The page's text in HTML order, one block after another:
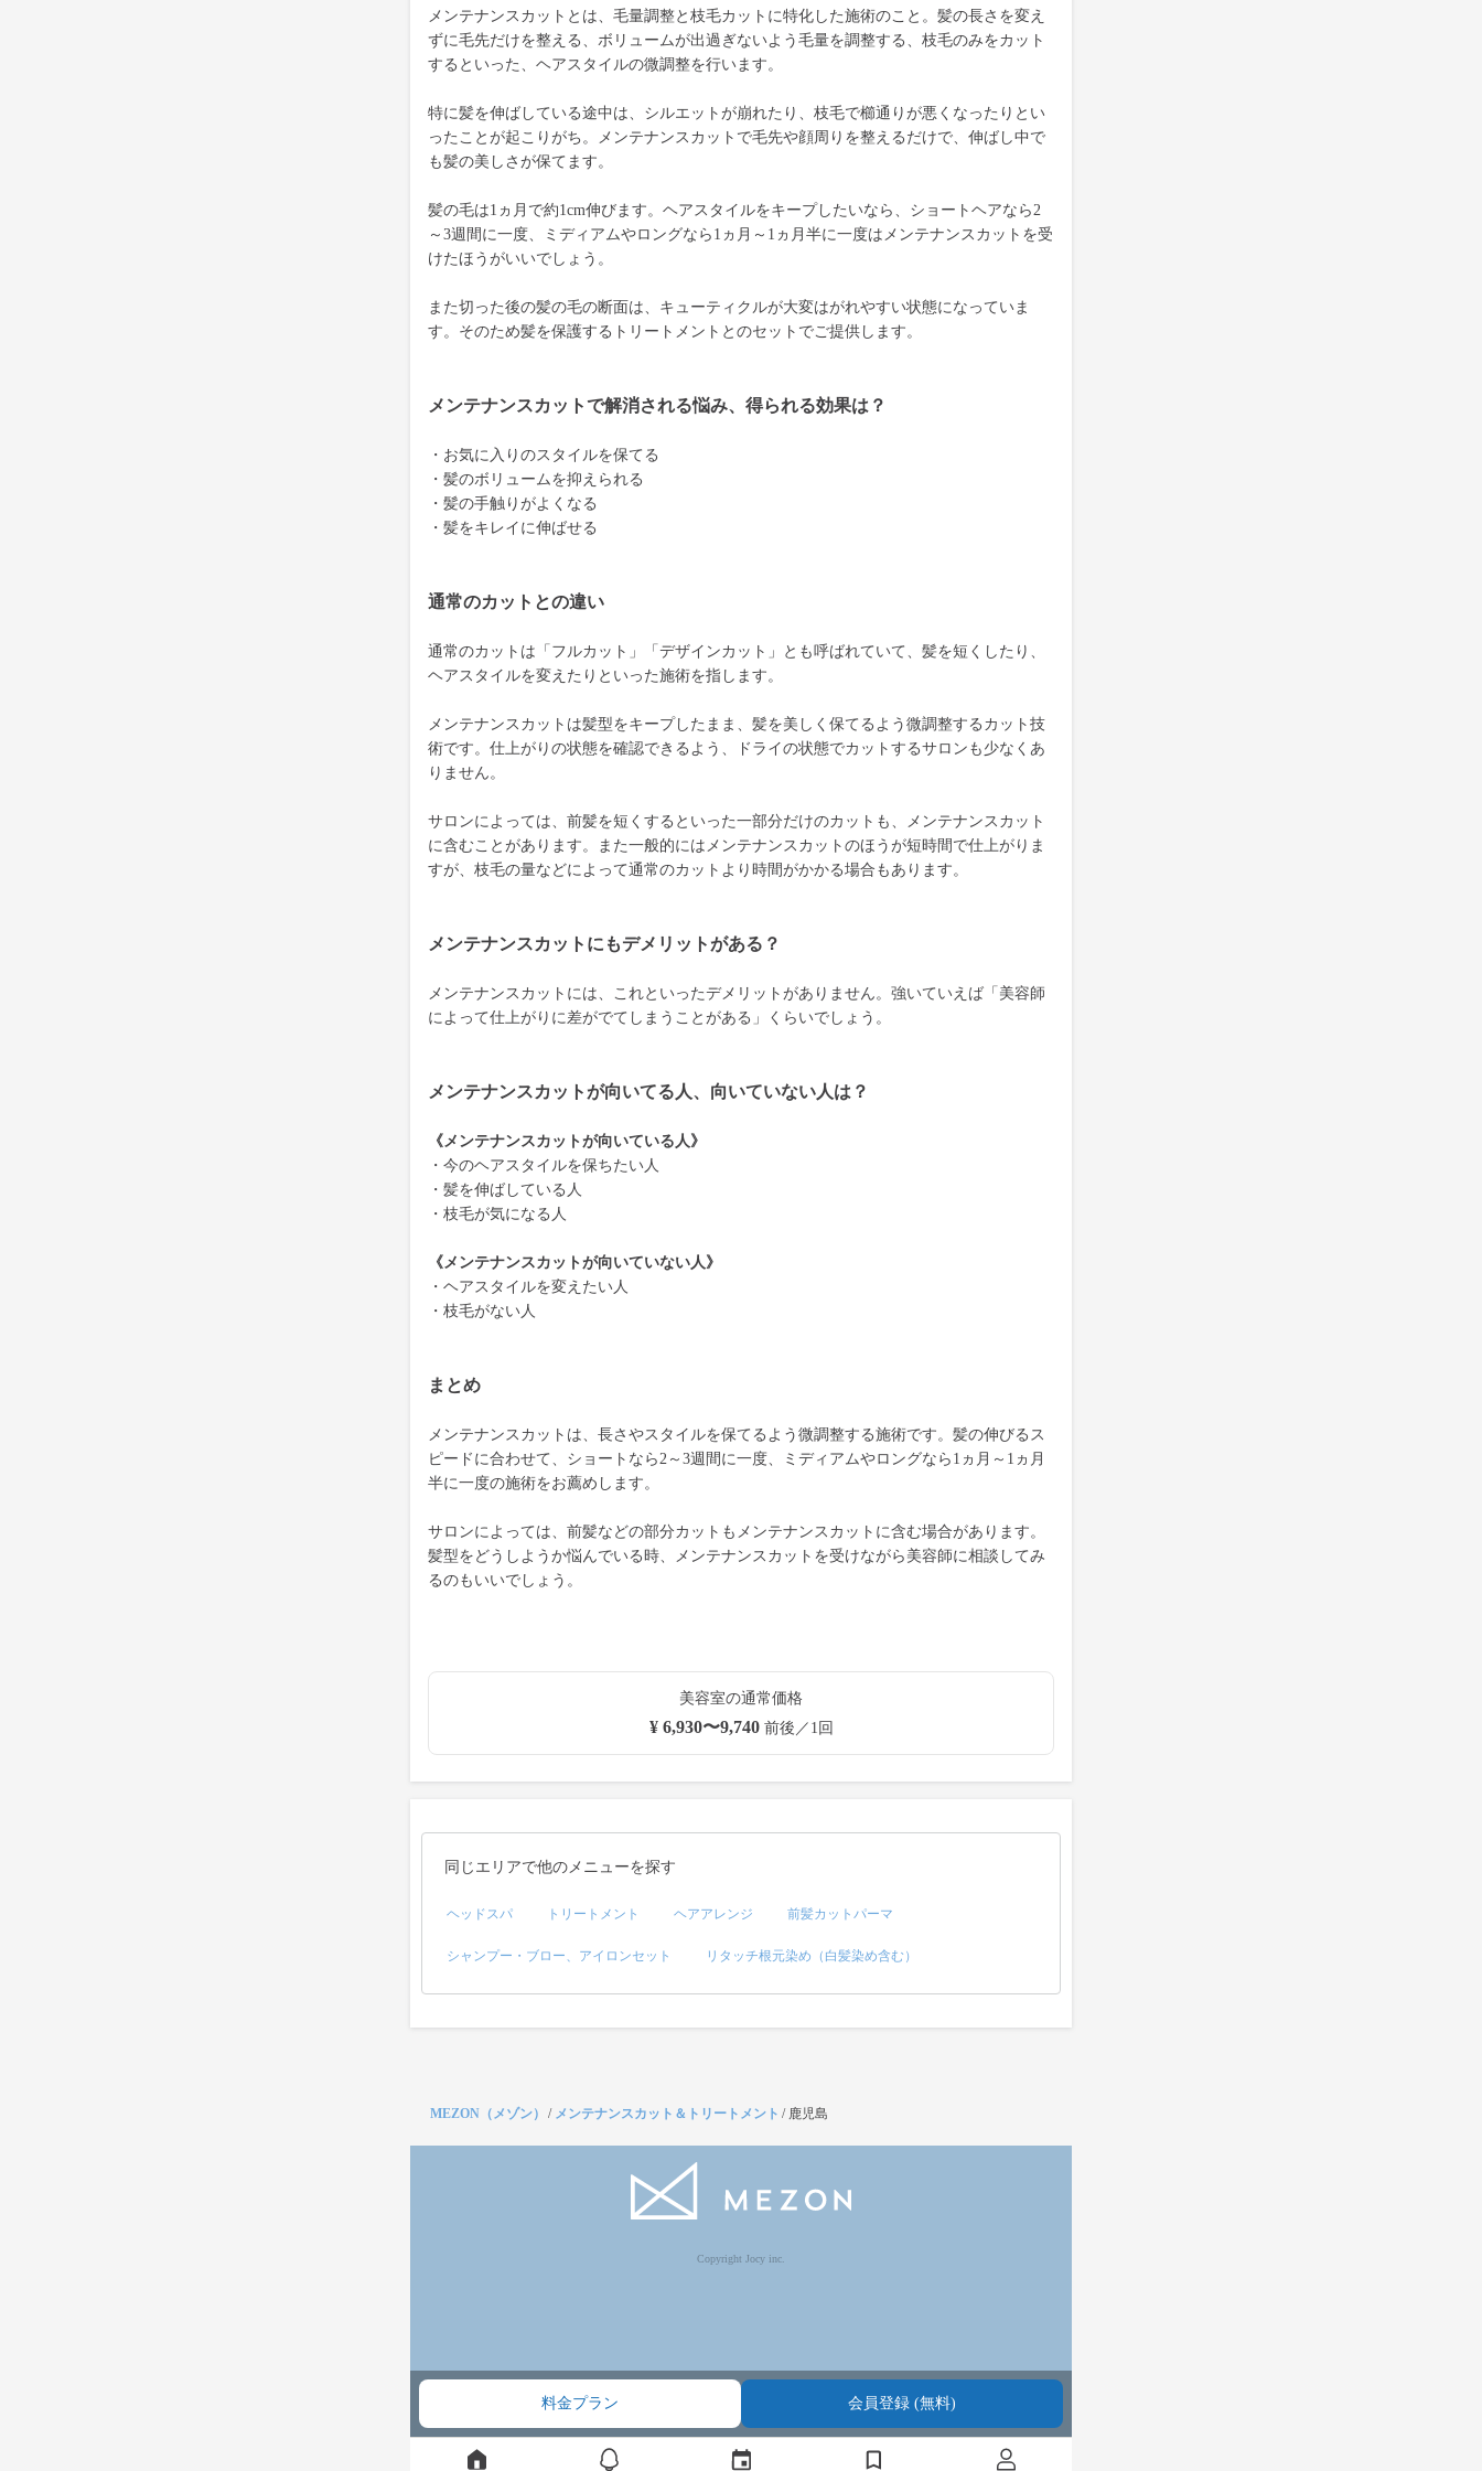
メンテナンスカットとは、毛量調整と枝毛カットに特化した施術のこと。髪の長さを変え
ずに毛先だけを整える、ボリュームが出過ぎないよう毛量を調整する、枝毛のみをカット
するといった、ヘアスタイルの微調整を行います。
特に髪を伸ばしている途中は、シルエットが崩れたり、枝毛で櫛通りが悪くなったりとい
ったことが起こりがち。メンテナンスカットで毛先や顔周りを整えるだけで、伸ばし中で
も髪の美しさが保てます。
髪の毛は1ヵ月で約1cm伸びます。ヘアスタイルをキープしたいなら、ショートヘアなら2
～3週間に一度、ミディアムやロングなら1ヵ月～1ヵ月半に一度はメンテナンスカットを受
けたほうがいいでしょう。
また切った後の髪の毛の断面は、キューティクルが大変はがれやすい状態になっていま
す。そのため髪を保護するトリートメントとのセットでご提供します。
メンテナンスカットで解消される悩み、得られる効果は？
・お気に入りのスタイルを保てる
・髪のボリュームを抑えられる
・髪の手触りがよくなる
・髪をキレイに伸ばせる
通常のカットとの違い
通常のカットは「フルカット」「デザインカット」とも呼ばれていて、髪を短くしたり、
ヘアスタイルを変えたりといった施術を指します。
メンテナンスカットは髪型をキープしたまま、髪を美しく保てるよう微調整するカット技
術です。仕上がりの状態を確認できるよう、ドライの状態でカットするサロンも少なくあ
りません。
サロンによっては、前髪を短くするといった一部分だけのカットも、メンテナンスカット
に含むことがあります。また一般的にはメンテナンスカットのほうが短時間で仕上がりま
すが、枝毛の量などによって通常のカットより時間がかかる場合もあります。
メンテナンスカットにもデメリットがある？
メンテナンスカットには、これといったデメリットがありません。強いていえば「美容師
によって仕上がりに差がでてしまうことがある」くらいでしょう。
メンテナンスカットが向いてる人、向いていない人は？
《メンテナンスカットが向いている人》
・今のヘアスタイルを保ちたい人
・髪を伸ばしている人
・枝毛が気になる人
《メンテナンスカットが向いていない人》
・ヘアスタイルを変えたい人
・枝毛がない人
まとめ
メンテナンスカットは、長さやスタイルを保てるよう微調整する施術です。髪の伸びるス
ピードに合わせて、ショートなら2～3週間に一度、ミディアムやロングなら1ヵ月～1ヵ月
半に一度の施術をお薦めします。
サロンによっては、前髪などの部分カットもメンテナンスカットに含む場合があります。
髪型をどうしようか悩んでいる時、メンテナンスカットを受けながら美容師に相談してみ
るのもいいでしょう。
美容室の通常価格
¥ 6,930〜9,740前後／1回
同じエリアで他のメニューを探す
ヘッドスパ トリートメント ヘアアレンジ 前髪カットパーマ
シャンプー・ブロー、アイロンセット リタッチ根元染め（白髪染め含む）
料金プラン 会員登録 (無料)
MEZON（メゾン） / メンテナンスカット＆トリートメント / 鹿児島
Copyright Jocy inc.